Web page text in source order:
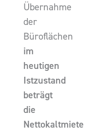
Übernahme
der
Büroflächen
im
heutigen
Istzustand
beträgt
die
Nettokaltmiete